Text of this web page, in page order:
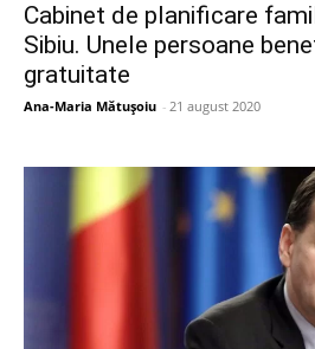
Cabinet de planificare
Sibiu. Unele persoane
gratuitate
Ana-Maria Mătușoiu - 21 august 2020